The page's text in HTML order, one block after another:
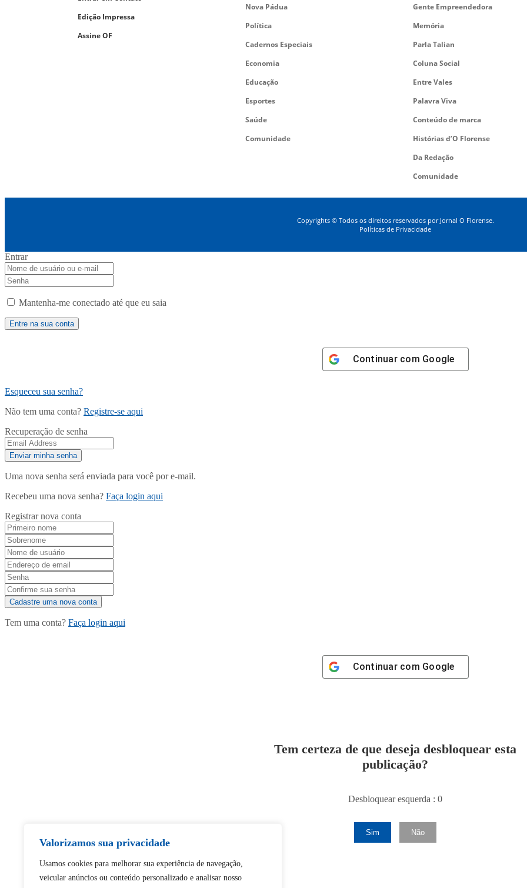
Valorizamos sua privacidade
Usamos cookies para melhorar sua experiência de navegação,
veicular anúncios ou conteúdo personalizado e analisar nosso
Edição Impressa
Assine OF
Nova Pádua
Política
Cadernos Especiais
Economia
Educação
Esportes
Saúde
Comunidade
Gente Empreendedora
Memória
Parla Talian
Coluna Social
Entre Vales
Palavra Viva
Conteúdo de marca
Histórias d’O Florense
Da Redação
Comunidade
Copyrights © Todos os direitos reservados por Jornal O Florense.
Políticas de Privacidade
Entrar
Mantenha-me conectado até que eu saia
Continuar com Google
Esqueceu sua senha?
Não tem uma conta? Registre-se aqui
Recuperação de senha
Uma nova senha será enviada para você por e-mail.
Recebeu uma nova senha? Faça login aqui
Registrar nova conta
Tem uma conta? Faça login aqui
Continuar com Google
Tem certeza de que deseja desbloquear esta
publicação?
Desbloquear esquerda : 0
Sim Não